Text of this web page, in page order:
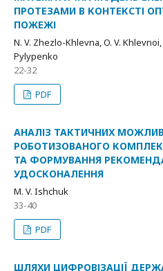
ПРОТЕЗАМИ В КОНТЕКСТІ
ПОЖЕЖІ
N. V. Zhezlo-Khlevna, O. V. Khlevnoi,
Pylypenko
22-32
PDF
АНАЛІЗ ТАКТИЧНИХ
РОБОТИЗОВАНОГО
ТА ФОРМУВАННЯ
УДОСКОНАЛЕННЯ
M. V. Ishchuk
33-40
PDF
ШЛЯХИ ЦИФРОВІЗАЦІЇ